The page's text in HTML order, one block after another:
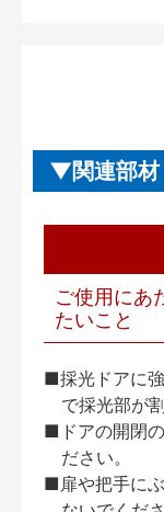
関連部
ご使用にあ
たいこと
■採光ドアに
で採光部が
■ドアの開閉
ださい。
■扉や把手に